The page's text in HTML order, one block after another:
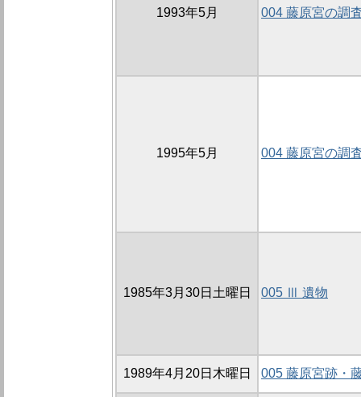
1993年5月 004 藤原宮の調
1995年5月 004 藤原宮の調
1985年3月30日土曜日 005 Ⅲ 遺物
1989年4月20日木曜日 005 藤原宮跡・